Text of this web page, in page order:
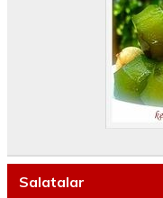
Salatalar